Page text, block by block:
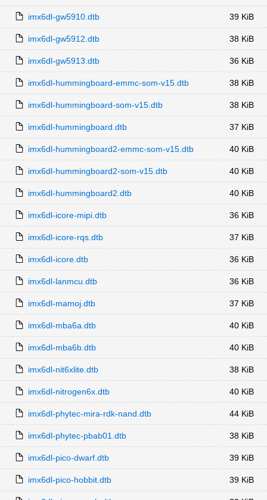
imx6dl-gw5910.dtb 39 KiB
imx6dl-gw5912.dtb 38 KiB
imx6dl-gw5913.dtb 36 KiB
imx6dl-hummingboard-emmc-som-v15.dtb 38 KiB
imx6dl-hummingboard-som-v15.dtb 38 KiB
imx6dl-hummingboard.dtb 37 KiB
imx6dl-hummingboard2-emmc-som-v15.dtb 40 KiB
imx6dl-hummingboard2-som-v15.dtb 40 KiB
imx6dl-hummingboard2.dtb 40 KiB
imx6dl-icore-mipi.dtb 36 KiB
imx6dl-icore-rqs.dtb 37 KiB
imx6dl-icore.dtb 36 KiB
imx6dl-lanmcu.dtb 36 KiB
imx6dl-mamoj.dtb 37 KiB
imx6dl-mba6a.dtb 40 KiB
imx6dl-mba6b.dtb 40 KiB
imx6dl-nit6xlite.dtb 38 KiB
imx6dl-nitrogen6x.dtb 40 KiB
imx6dl-phytec-mira-rdk-nand.dtb 44 KiB
imx6dl-phytec-pbab01.dtb 38 KiB
imx6dl-pico-dwarf.dtb 39 KiB
imx6dl-pico-hobbit.dtb 39 KiB